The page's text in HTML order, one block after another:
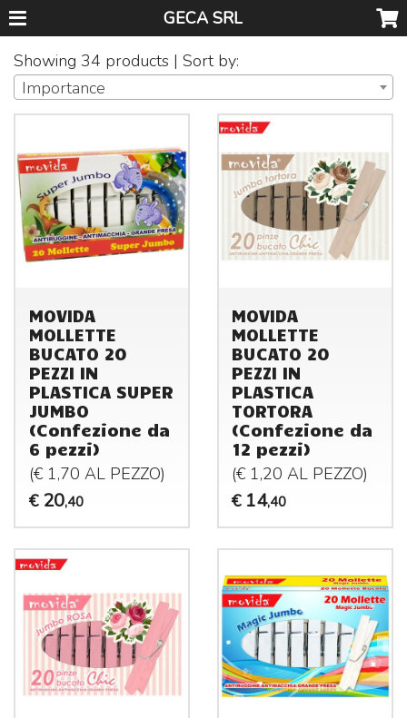
GECA SRL
Showing 34 products | Sort by:
Importance
MOVIDA
MOLLETTE
BUCATO 20
PEZZI IN
PLASTICA SUPER
JUMBO
(Confezione da
6 pezzi)
(€ 1,70 AL PEZZO)
€ 20,40
MOVIDA
MOLLETTE
BUCATO 20
PEZZI IN
PLASTICA
TORTORA
(Confezione da
12 pezzi)
(€ 1,20 AL PEZZO)
€ 14,40